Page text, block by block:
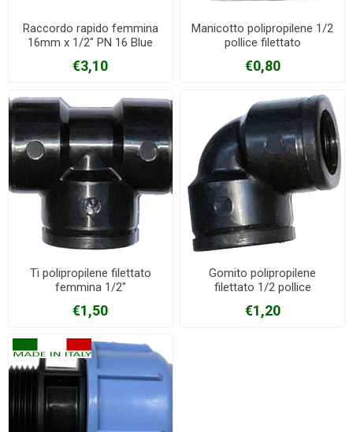
Raccordo rapido femmina
16mm x 1/2" PN 16 Blue
€3,10
Manicotto polipropilene 1/2
pollice filettato
€0,80
Ti polipropilene filettato
femmina 1/2"
€1,50
Gomito polipropilene
filettato 1/2 pollice
€1,20